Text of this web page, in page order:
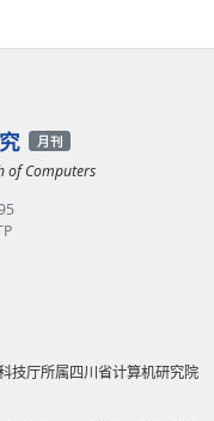
月刊
of Computers
技厅所属四川省计算机研究院